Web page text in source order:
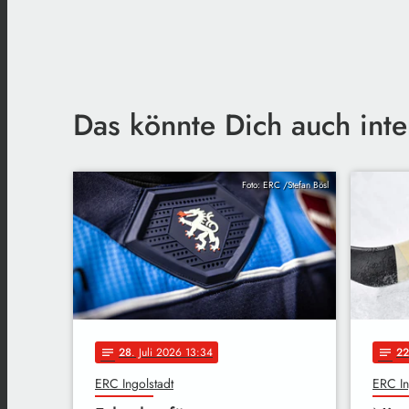
Das könnte Dich auch
Foto: ERC /Stefan Bösl
notes 28. Juli 2026 13:34
ERC Ingolstadt
notes 22
ERC